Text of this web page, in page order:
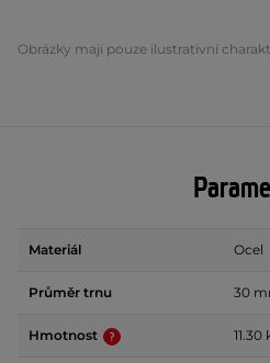
Obrázky mají pouze ilustrativní
Materiál Ocel
Průměr trnu 30
Hmotnost 11.30